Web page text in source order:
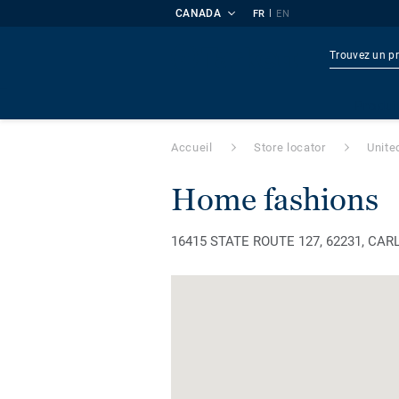
CANADA FR | EN
Accueil Store locator
home fashions
16415 STATE ROUTE 127, 62231,